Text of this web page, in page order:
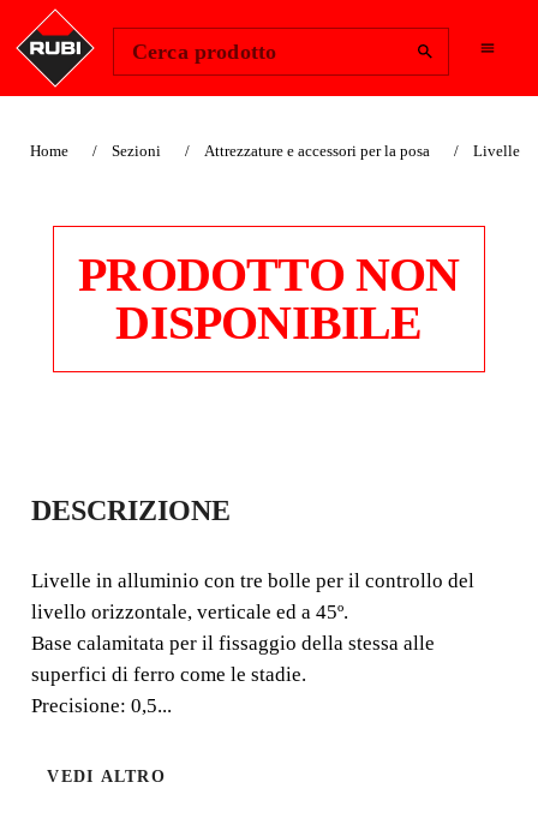
Cerca prodotto
Home Sezioni Attrezzature e accessori per la posa Livelle
PRODOTTO NON
DISPONIBILE
LIVELLE
RETTANGOLARI
MAGNETICHE
Livelle in alluminio con tre bolle per il controllo del
livello orizzontale, verticale ed a 45º. Base calamitata per
il fissaggio della stessa alle superfici di ferro come le
DESCRIZIONE
Livelle in alluminio con tre bolle per il controllo del
livello orizzontale, verticale ed a 45º.
Base calamitata per il fissaggio della stessa alle
superfici di ferro come le stadie.
Precisione: 0,5...
VEDI ALTRO